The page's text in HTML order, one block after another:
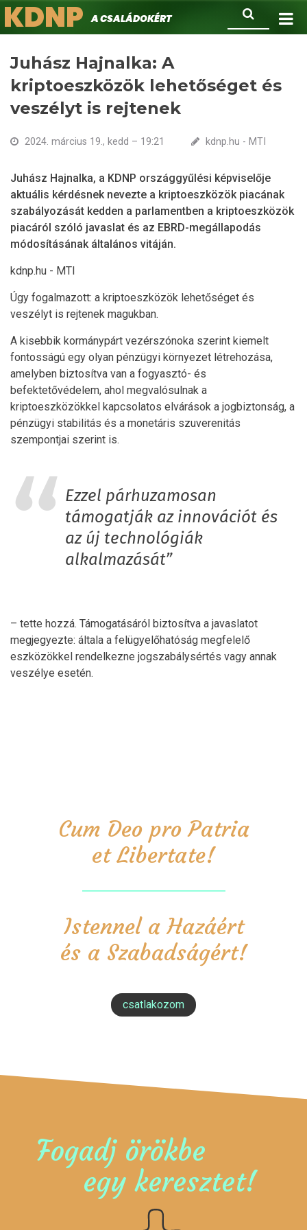
Ugrás
a
Keresés
KDNPA családokért.
Juhász Hajnalka: A
kriptoeszközök lehetőséget és
veszélyt is rejtenek
2024. március 19., kedd – 19:21 kdnp.hu - MTI
Juhász Hajnalka, a KDNP országgyűlési képviselője
aktuális kérdésnek nevezte a kriptoeszközök piacának
szabályozását kedden a parlamentben a kriptoeszközök
piacáról szóló javaslat és az EBRD-megállapodás
módosításának általános vitáján.
kdnp.hu - MTI
Úgy fogalmazott: a kriptoeszközök lehetőséget és
veszélyt is rejtenek magukban.
A kisebbik kormánypárt vezérszónoka szerint kiemelt
fontosságú egy olyan pénzügyi környezet létrehozása,
amelyben biztosítva van a fogyasztó- és
befektetővédelem, ahol megvalósulnak a
kriptoeszközökkel kapcsolatos elvárások a jogbiztonság, a
pénzügyi stabilitás és a monetáris szuverenitás
szempontjai szerint is.
Ezzel párhuzamosan
támogatják az innovációt és
az új technológiák
alkalmazását”
– tette hozzá. Támogatásáról biztosítva a javaslatot
megjegyezte: általa a felügyelőhatóság megfelelő
eszközökkel rendelkezne jogszabálysértés vagy annak
veszélye esetén.
Cum Deo pro Patria
et Libertate!
Istennel a Hazáért
és a Szabadságért!
csatlakozom
Fogadj örökbe
egy keresztet!